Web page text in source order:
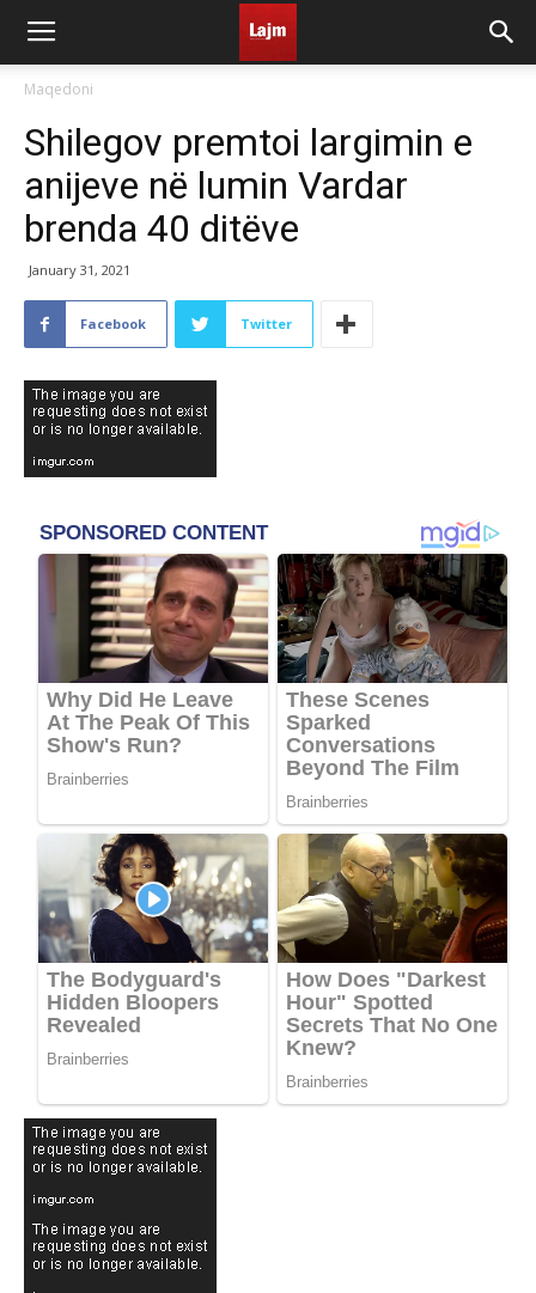
Maqedoni
Shilegov premtoi largimin e
anijeve në lumin Vardar
brenda 40 ditëve
January 31, 2021
Facebook Twitter